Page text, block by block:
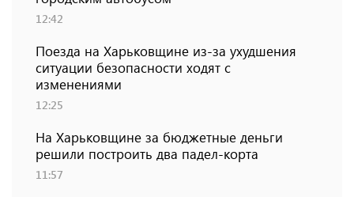
12:42
Поезда на Харьковщине из-за ухудшения
ситуации безопасности ходят с
изменениями
12:25
На Харьковщине за бюджетные деньги
решили построить два падел-корта
11:57